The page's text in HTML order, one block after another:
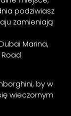
podziwiasz
zamieniają
Marina,
by w
wieczornym